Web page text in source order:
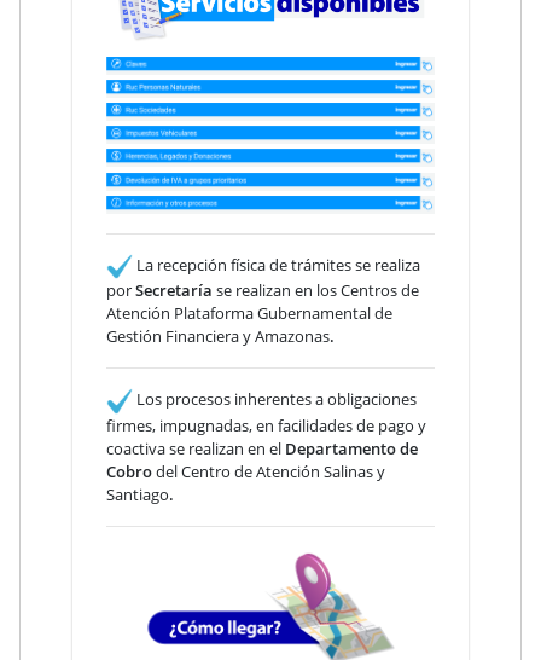
La recepción física de trámites se realiza
porSecretaría se realizan en los Centros de
Atención Plataforma Gubernamental de
Gestión Financiera y Amazonas.
Los procesos inherentes a obligaciones
firmes, impugnadas, en facilidades de pago y
coactiva se realizan en el Departamento de
Cobrodel Centro de Atención Salinas y
Santiago.